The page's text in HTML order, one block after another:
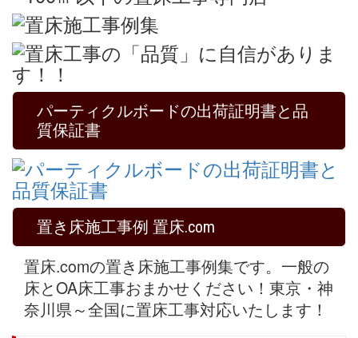
パーティクルボードの出荷証明書と品
質保証書
置き床施工事例 置床.com
置床.comの置き床施工事例集です。一般の
床とOA床工事おまかせください！東京・神
奈川県～全国に置床工事対応いたします！